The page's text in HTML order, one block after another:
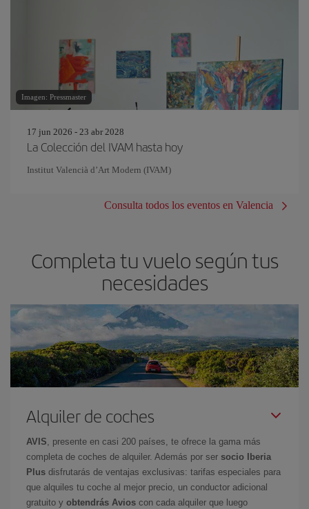
Imagen: Pressmaster
17 jun 2026 - 23 abr 2028
La Colección del IVAM hasta hoy
Institut Valencià d’Art Modern (IVAM)
Consulta todos los eventos en Valencia
Completa tu vuelo según tus
necesidades
Alquiler de coches
AVIS, presente en casi 200 países, te ofrece la gama más
completa de coches de alquiler. Además por ser socio Iberia
Plus disfrutarás de ventajas exclusivas: tarifas especiales para
que alquiles tu coche al mejor precio, un conductor adicional
gratuito y obtendrás Avios con cada alquiler que luego